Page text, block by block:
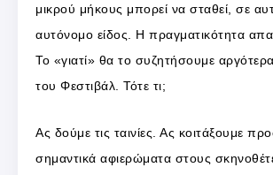
μικρού μήκους μπορεί να σταθεί, σε
αυτόνομο είδος. Η πραγματικότητα
Το «γιατί» θα το συζητήσουμε
του Φεστιβάλ. Τότε τι;
Ας δούμε τις ταινίες. Ας κοιτάξουμε
σημαντικά αφιερώματα στους